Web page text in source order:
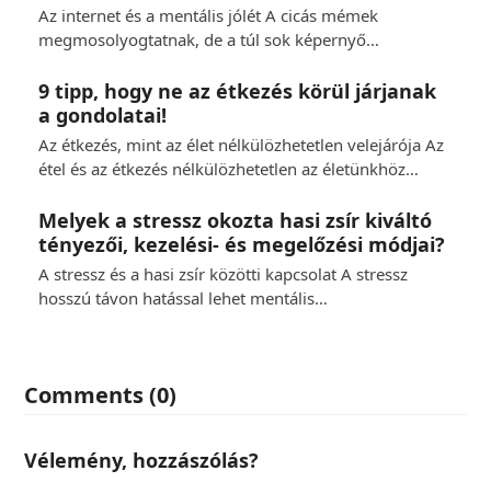
Az internet és a mentális jólét A cicás mémek
megmosolyogtatnak, de a túl sok képernyő…
9 tipp, hogy ne az étkezés körül járjanak
a gondolatai!
Az étkezés, mint az élet nélkülözhetetlen velejárója Az
étel és az étkezés nélkülözhetetlen az életünkhöz…
Melyek a stressz okozta hasi zsír kiváltó
tényezői, kezelési- és megelőzési módjai?
A stressz és a hasi zsír közötti kapcsolat A stressz
hosszú távon hatással lehet mentális…
Comments (0)
Vélemény, hozzászólás?